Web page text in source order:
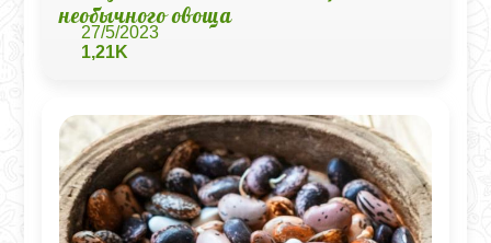
необычного овоща
27/5/2023
1,21K